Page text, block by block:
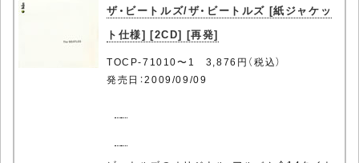
ザ・ビートルズ/ザ・ビートルズ [紙ジャケッ
ト仕様] [2CD] [再発]
TOCP-71010〜1 3,876円（税込）
発売日：2009/09/09